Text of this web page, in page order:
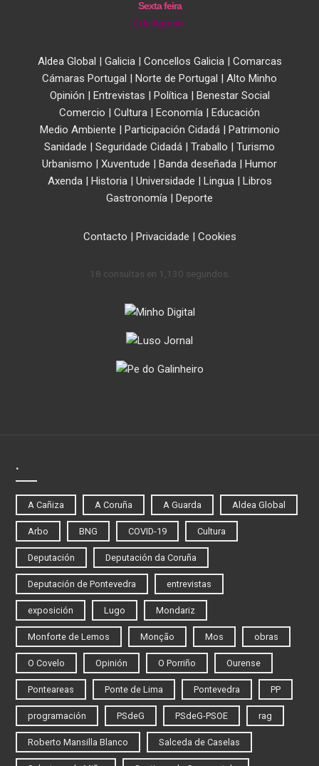
Sexta feira
7 de Agosto
Aldea Global | Galicia| Concellos Galicia| Comarcas
Cámaras Portugal | Norte de Portugal | Alto Minho
Opinión | Entrevistas | Política| Benestar Social
Comercio | Cultura | Economía | Educación
Medio Ambiente | Participación Cidadá| Patrimonio
Sanidade | Seguridade Cidadá | Traballo | Turismo
Urbanismo | Xuventude | Banda deseñada | Humor
Axenda| Historia| Universidade | Lingua| Libros
Gastronomía | Deporte
Contacto | Privacidade | Cookies
18 consultas en 1,130 segundos.
.
A Cañiza A Coruña A Guarda Aldea Global
Arbo BNG COVID-19 Cultura
Deputación Deputación da Coruña
Deputación de Pontevedra entrevistas
exposición Lugo Mondariz
Monforte de Lemos Monção Mos obras
O Covelo Opinión O Porriño Ourense
Ponteareas Ponte de Lima Pontevedra PP
programación PSdeG PSdeG-PSOE rag
Roberto Mansilla Blanco Salceda de Caselas